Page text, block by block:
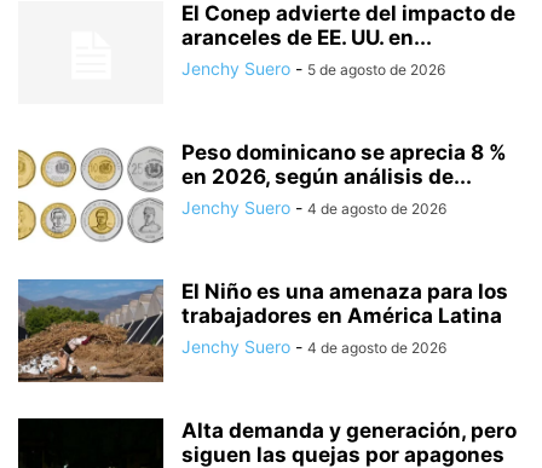
El Conep advierte del impacto de
aranceles de EE. UU. en...
Jenchy Suero - 5 de agosto de 2026
Peso dominicano se aprecia 8 %
en 2026, según análisis de...
Jenchy Suero - 4 de agosto de 2026
El Niño es una amenaza para los
trabajadores en América Latina
Jenchy Suero - 4 de agosto de 2026
Alta demanda y generación, pero
siguen las quejas por apagones